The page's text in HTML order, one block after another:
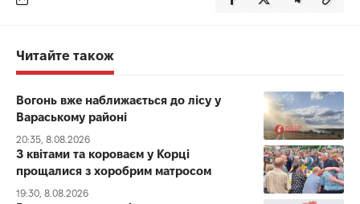
Читайте також
Вогонь вже наближається до лісу у
Вараському районі
20:35, 8.08.2026
З квітами та короваєм у Корці
прощалися з хоробрим матросом
19:30, 8.08.2026